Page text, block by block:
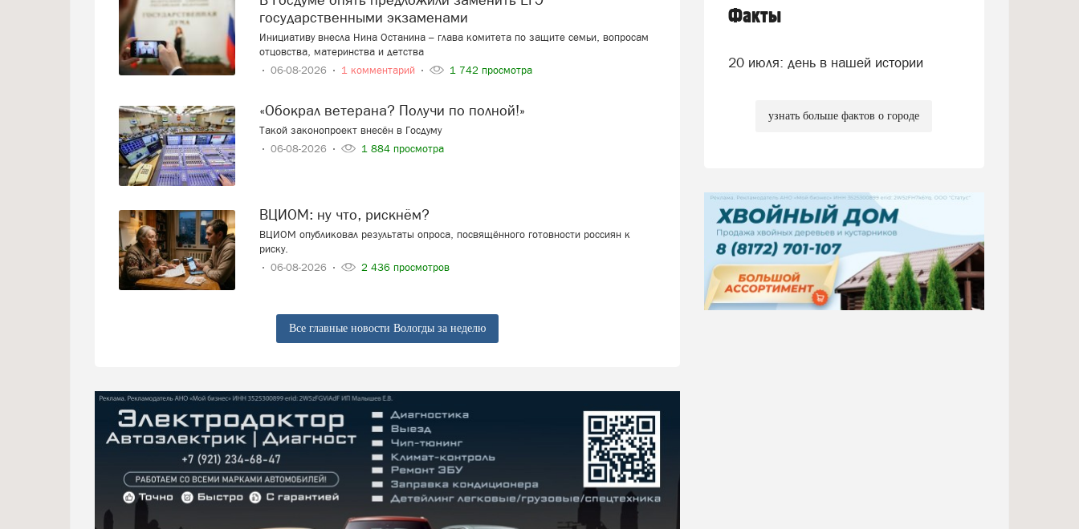
государственными экзаменами
Инициативу внесла Нина Останина – глава комитета по защите семьи, вопросам
отцовства, материнства и детства
06-08-2026
1 комментарий 1 742 просмотра
«Обокрал ветерана? Получи по полной!»
Такой законопроект внесён в Госдуму
06-08-2026
1 884 просмотра
ВЦИОМ: ну что, рискнём?
ВЦИОМ опубликовал результаты опроса, посвящённого готовности россиян к
риску.
06-08-2026
2 436 просмотров
Все главные новости Вологды за неделю
Факты
20 июля: день в нашей истории
узнать больше фактов о городе